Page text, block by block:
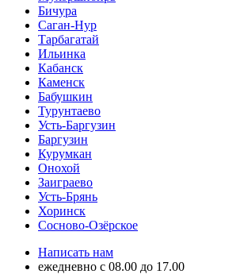
Бичура
Саган-Нур
Тарбагатай
Ильинка
Кабанск
Каменск
Бабушкин
Турунтаево
Усть-Баргузин
Баргузин
Курумкан
Онохой
Заиграево
Усть-Брянь
Хоринск
Сосново-Озёрское
Написать нам
ежедневно с 08.00 до 17.00